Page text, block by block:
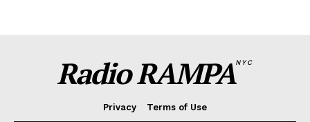
Radio RAMPANYC
Privacy Terms of Use